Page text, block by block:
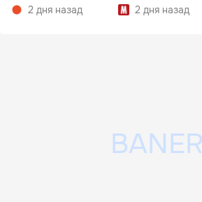
2 дня назад
2 дня назад